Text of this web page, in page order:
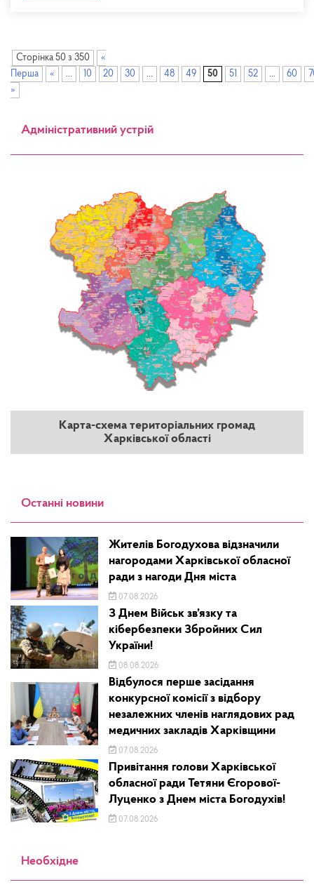
Сторінка 50 з 350
«
Перша
« ... 10 20 30 ... 48 49 50 51 52 ... 60
»
Адміністративний устрій
Карта-схема територіальних громад
Харківської області
Останні новини
Жителів Богодухова відзначили
нагородами Харківської обласної
ради з нагоди Дня міста
07.08.2026
З Днем Військ зв’язку та
кібербезпеки Збройних Сил
України!
08.08.2026
Відбулося перше засідання
конкурсної комісії з відбору
незалежних членів наглядових рад
медичних закладів Харківщини
07.08.2026
Привітання голови Харківської
обласної ради Тетяни Єгорової-
Луценко з Днем міста Богодухів!
07.08.2026
Необхідне